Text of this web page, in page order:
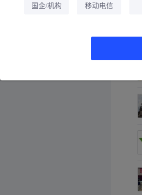
国企/机构 移动电信